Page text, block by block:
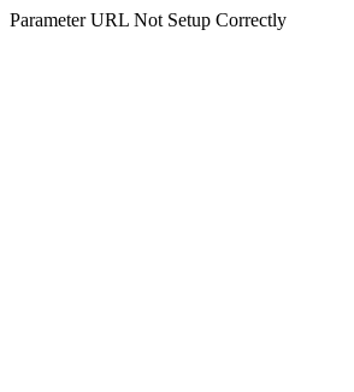
Parameter URL Not Setup Correctly